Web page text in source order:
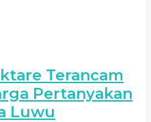
Terancam
Pertanyakan
Luwu